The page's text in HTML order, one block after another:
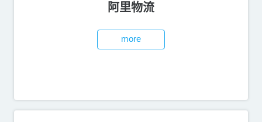
阿里物流
more